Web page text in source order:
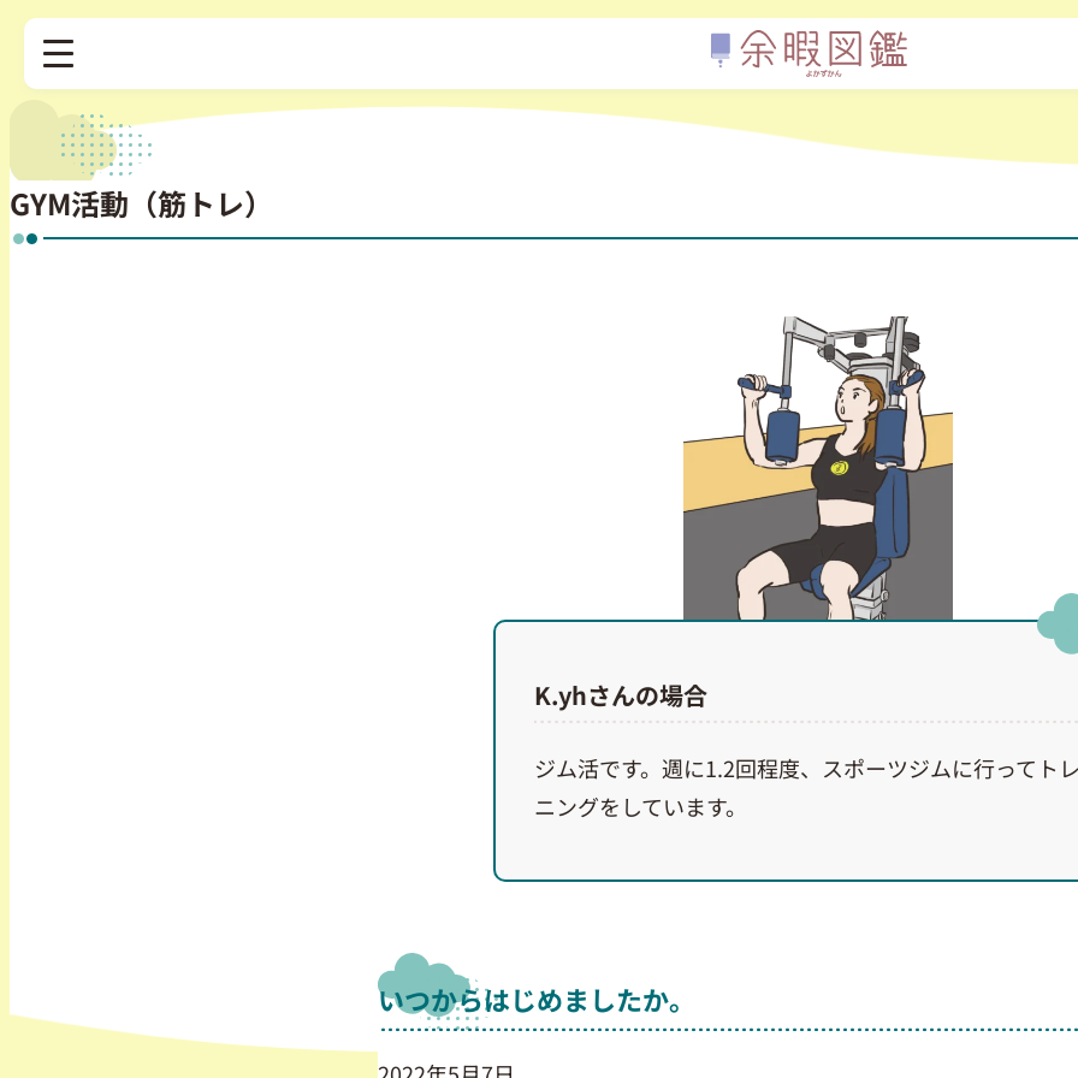
GYM活動（筋トレ）
K.yhさんの場合
ジム活です。週に1.2回程度、スポーツジムに行ってト
ニングをしています。
いつからはじめましたか。